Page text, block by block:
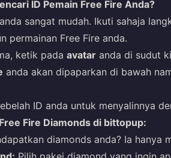
ID Pemain Free Fire Anda?
sangat mudah. Ikuti sahaja
permainan Free Fire anda.
ketik pada avatar anda di sudut
anda akan dipaparkan di bawah
ID anda untuk menyalinnya
Fire Diamonds di bittopup:
diamonds anda? Ia hanya